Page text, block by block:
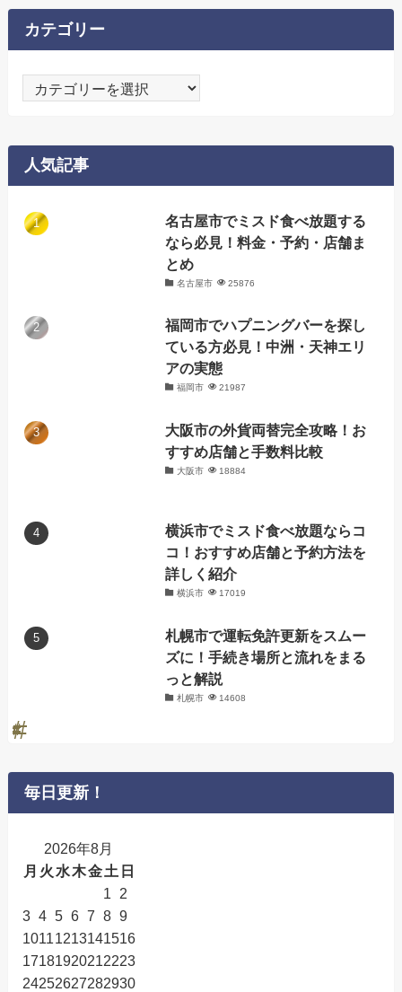
カテゴリー
テ
ー
人気記事
名古屋市でミスド食べ放題する
なら必見！料金・予約・店舗ま
とめ
名古屋市 25876
福岡市でハプニングバーを探し
ている方必見！中洲・天神エリ
アの実態
福岡市 21987
大阪市の外貨両替完全攻略！お
すすめ店舗と手数料比較
大阪市 18884
横浜市でミスド食べ放題ならコ
コ！おすすめ店舗と予約方法を
詳しく紹介
横浜市 17019
札幌市で運転免許更新をスムー
ズに！手続き場所と流れをまる
っと解説
札幌市 14608
毎日更新！
2026年8月
月 火 水木金土 日
1
2
3 4 5 6 7 8 9
10111213141516
17181920212223
24252627282930